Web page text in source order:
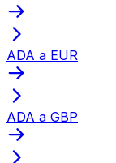
ADA a EUR
ADA a GBP